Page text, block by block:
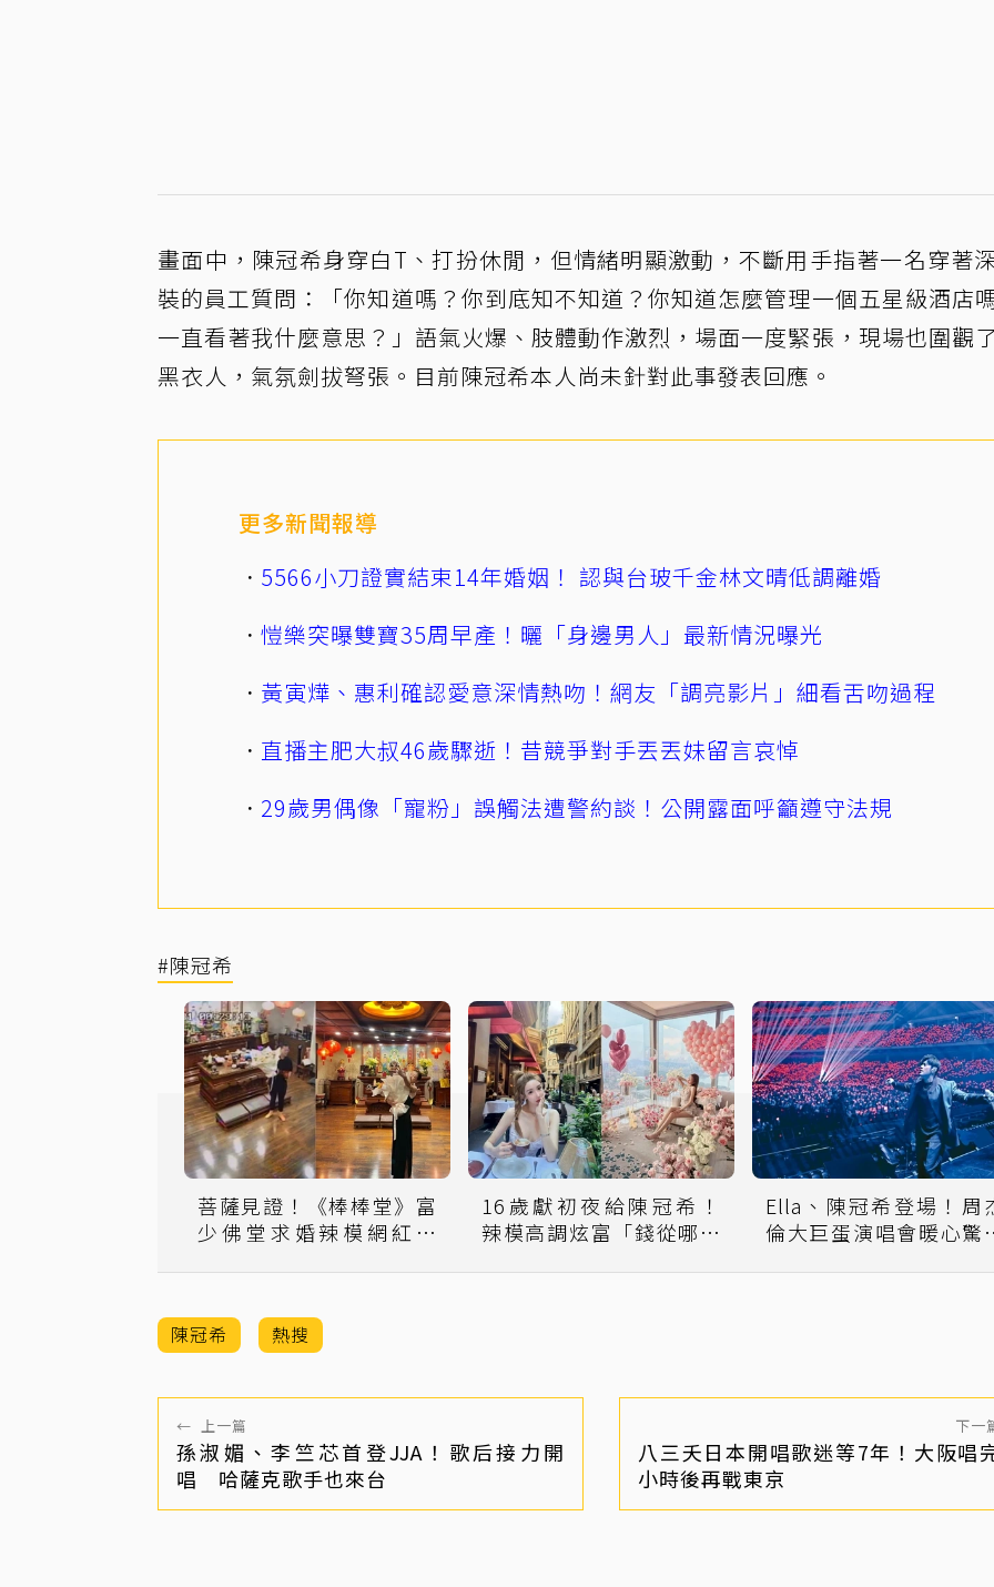
畫面中，陳冠希身穿白T、打扮休閒，但情緒明顯激動，不斷用手指著一名穿著
裝的員工質問：「你知道嗎？你到底知不知道？你知道怎麼管理一個五星級酒店
一直看著我什麼意思？」語氣火爆、肢體動作激烈，場面一度緊張，現場也圍觀
黑衣人，氣氛劍拔弩張。目前陳冠希本人尚未針對此事發表回應。
更多新聞報導
5566小刀證實結束14年婚姻！ 認與台玻千金林文晴低調離婚
愷樂突曝雙寶35周早產！曬「身邊男人」最新情況曝光
黃寅燁、惠利確認愛意深情熱吻！網友「調亮影片」細看舌吻過程
直播主肥大叔46歲驟逝！昔競爭對手丟丟妹留言哀悼
29歲男偶像「寵粉」誤觸法遭警約談！公開露面呼籲遵守法規
#陳冠希
菩薩見證！《棒棒堂》富
少佛堂求婚辣模網紅女
16歲獻初夜給陳冠希！
辣模高調炫富「錢從哪裡
Ella、陳冠希登場！周
倫大巨蛋演唱會暖心驚
陳冠希 熱搜
← 上一篇
孫淑媚、李竺芯首登JJA！歌后接力開
唱 哈薩克歌手也來台
下一
八三夭日本開唱歌迷等7年！大阪唱
小時後再戰東京